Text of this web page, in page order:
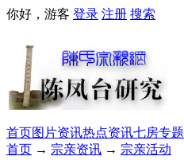
你好，游客 登录 注册 搜索
首页图片资讯热点资讯七房专题
首页 → 宗亲资讯 → 宗亲活动